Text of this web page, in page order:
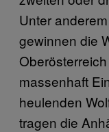
Unter
gewinnen die
massenhaft
heulenden
tragen die